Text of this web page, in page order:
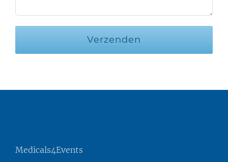
Medicals4Events